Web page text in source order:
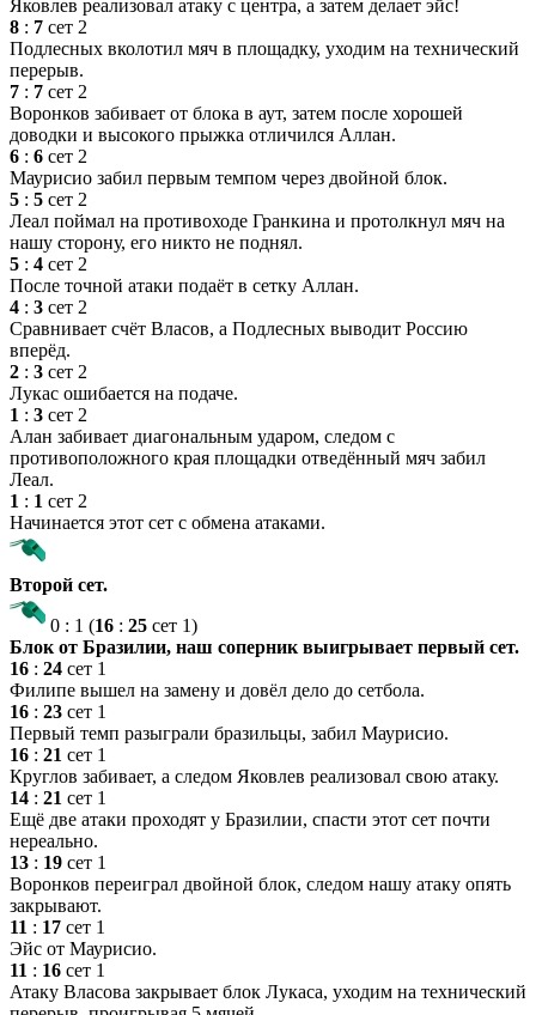
Яковлев реализовал атаку с центра, а затем делает эйс!
8 : 7 сет 2
Подлесных вколотил мяч в площадку, уходим на технический
перерыв.
7 : 7 сет 2
Воронков забивает от блока в аут, затем после хорошей
доводки и высокого прыжка отличился Аллан.
6 : 6 сет 2
Маурисио забил первым темпом через двойной блок.
5 : 5 сет 2
Леал поймал на противоходе Гранкина и протолкнул мяч на
нашу сторону, его никто не поднял.
5 : 4 сет 2
После точной атаки подаёт в сетку Аллан.
4 : 3 сет 2
Сравнивает счёт Власов, а Подлесных выводит Россию
вперёд.
2 : 3 сет 2
Лукас ошибается на подаче.
1 : 3 сет 2
Алан забивает диагональным ударом, следом с
противоположного края площадки отведённый мяч забил
Леал.
1 : 1 сет 2
Начинается этот сет с обмена атаками.
Второй сет.
0 : 1 (16 : 25 сет 1)
Блок от Бразилии, наш соперник выигрывает первый сет.
16 : 24 сет 1
Филипе вышел на замену и довёл дело до сетбола.
16 : 23 сет 1
Первый темп разыграли бразильцы, забил Маурисио.
16 : 21 сет 1
Круглов забивает, а следом Яковлев реализовал свою атаку.
14 : 21 сет 1
Ещё две атаки проходят у Бразилии, спасти этот сет почти
нереально.
13 : 19 сет 1
Воронков переиграл двойной блок, следом нашу атаку опять
закрывают.
11 : 17 сет 1
Эйс от Маурисио.
11 : 16 сет 1
Атаку Власова закрывает блок Лукаса, уходим на технический